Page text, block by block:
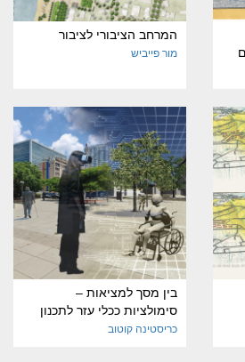
המרחב הציבורי לציבור
מור פייביש
בין מסך למציאות –
סימולציות ככלי עזר לתכנון
כריסטינה קוטוב